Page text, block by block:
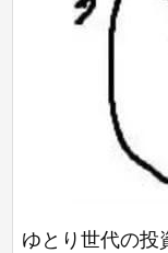
ゆとり世代の投